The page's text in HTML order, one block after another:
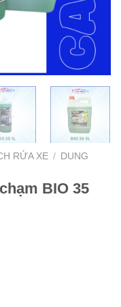
RỬA XE / DUNG
BIO 35